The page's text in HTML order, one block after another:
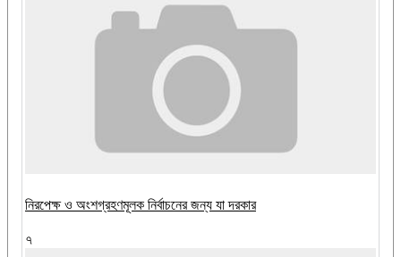
নিরপেক্ষ ও অংশগ্রহণমূলক নির্বাচনের জন্য যা দরকার
৭